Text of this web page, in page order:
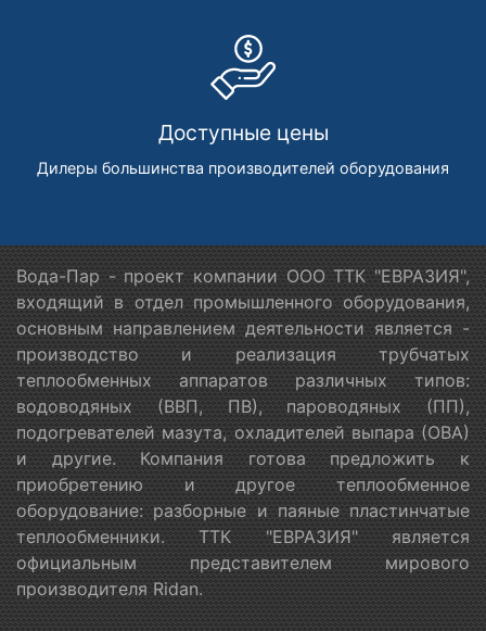
Доступные цены
Дилеры большинства производителей оборудования
Вода-Пар - проект компании ООО ТТК "ЕВРАЗИЯ",
входящий в отдел промышленного оборудования,
основным направлением деятельности является -
производство и реализация трубчатых
теплообменных аппаратов различных типов:
водоводяных (ВВП, ПВ), пароводяных (ПП),
подогревателей мазута, охладителей выпара (ОВА)
и другие. Компания готова предложить к
приобретению и другое теплообменное
оборудование: разборные и паяные пластинчатые
теплообменники. ТТК "ЕВРАЗИЯ" является
официальным представителем мирового
производителя Ridan.